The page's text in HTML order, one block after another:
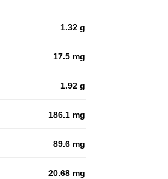
1.32 g
17.5 mg
1.92 g
186.1 mg
89.6 mg
20.68 mg